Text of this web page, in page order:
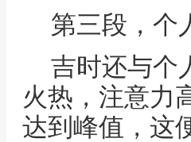
第三段，个
吉时还与个
火热，注意力
达到峰值，这